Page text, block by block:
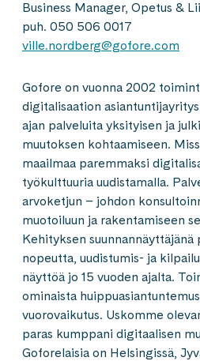
Business Manager, Opetus &
puh. 050 506 0017
ville.nordberg@gofore.com
Gofore on vuonna 2002
digitalisaation
ajan palveluita yksityisen ja
muutoksen kohtaamiseen.
maailmaa paremmaksi
työkulttuuria uudistamalla.
arvoketjun – johdon
muotoiluun ja rakentamiseen
Kehityksen suunnannäyttäjänä
nopeutta, uudistumis- ja
näyttöä jo 15 vuoden ajalta.
ominaista
vuorovaikutus. Uskomme
paras kumppani digitaalisen
Goforelaisia on Helsingissä,